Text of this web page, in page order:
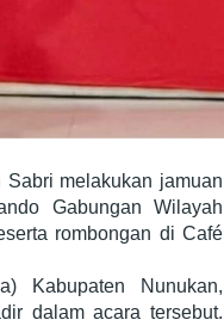
melakukan jamuan
Gabungan Wilayah
rombongan di Café
Kabupaten Nunukan,
dalam acara tersebut.